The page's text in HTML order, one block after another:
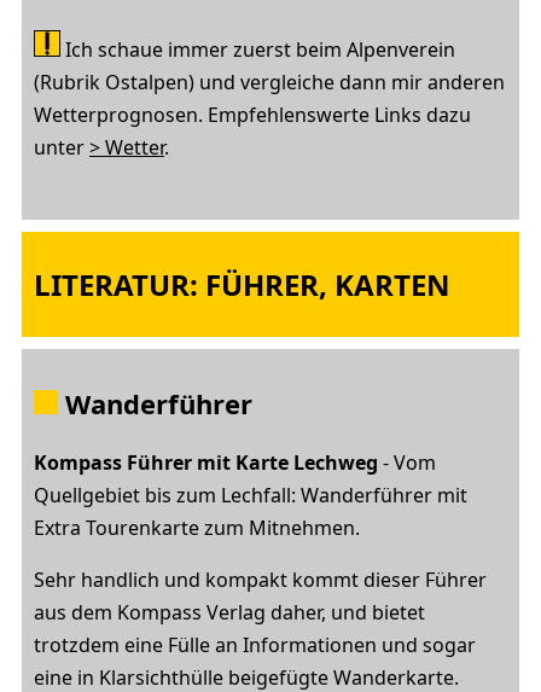
Ich schaue immer zuerst beim Alpenverein
(Rubrik Ostalpen) und vergleiche dann mir anderen
Wetterprognosen. Empfehlenswerte Links dazu
unter> Wetter.
LITERATUR: FÜHRER, KARTEN
Wanderführer
Kompass Führer mit Karte Lechweg - Vom
Quellgebiet bis zum Lechfall: Wanderführer mit
Extra Tourenkarte zum Mitnehmen.
Sehr handlich und kompakt kommt dieser Führer
aus dem Kompass Verlag daher, und bietet
trotzdem eine Fülle an Informationen und sogar
eine in Klarsichthülle beigefügte Wanderkarte.